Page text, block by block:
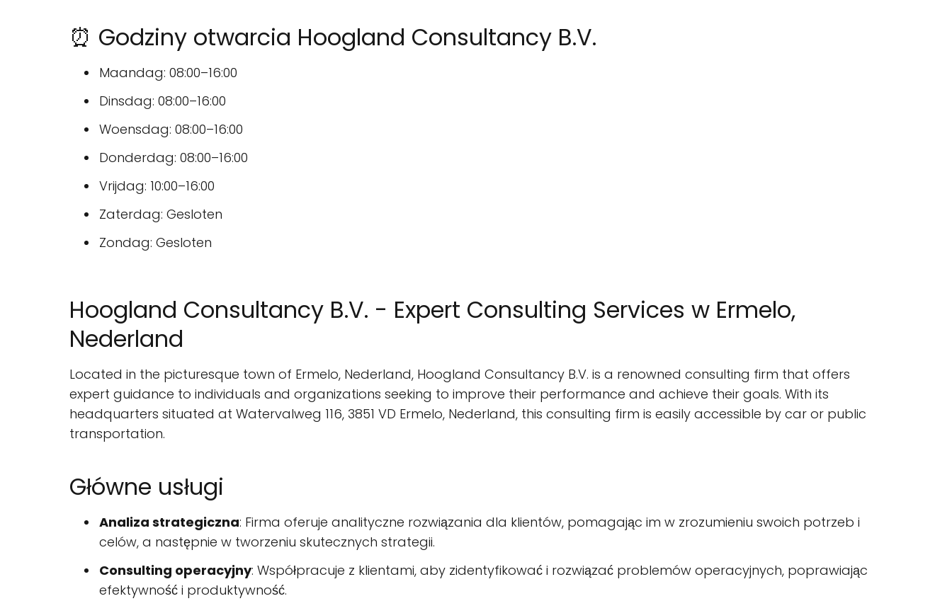
⏰ Godziny otwarcia Hoogland Consultancy B.V.
Maandag: 08:00–16:00
Dinsdag: 08:00–16:00
Woensdag: 08:00–16:00
Donderdag: 08:00–16:00
Vrijdag: 10:00–16:00
Zaterdag: Gesloten
Zondag: Gesloten
Hoogland Consultancy B.V. - Expert Consulting Services w Ermelo,
Nederland
Located in the picturesque town of Ermelo, Nederland, Hoogland Consultancy B.V. is a renowned consulting firm that offers
expert guidance to individuals and organizations seeking to improve their performance and achieve their goals. With its
headquarters situated at Watervalweg 116, 3851 VD Ermelo, Nederland, this consulting firm is easily accessible by car or public
transportation.
Główne usługi
Analiza strategiczna: Firma oferuje analityczne rozwiązania dla klientów, pomagając im w zrozumieniu swoich potrzeb i
celów, a następnie w tworzeniu skutecznych strategii.
Consulting operacyjny: Współpracuje z klientami, aby zidentyfikować i rozwiązać problemów operacyjnych, poprawiając
efektywność i produktywność.